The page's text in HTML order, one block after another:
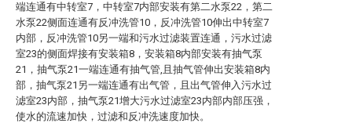
端连通有中转室7，中转室7内部安装有第二水泵22，第二
水泵22侧面连通有反冲洗管10，反冲洗管10伸出中转室7
内部，反冲洗管10另一端和污水过滤装置连通，污水过滤
室23的侧面焊接有安装箱8，安装箱8内部安装有抽气泵
21，抽气泵21一端连通有抽气管,且抽气管伸出安装箱8内
部，抽气泵21另一端连通有出气管，且出气管伸入污水过
滤室23内部，抽气泵21增大污水过滤室23内部内部压强，
使水的流速加快，过滤和反冲洗速度加快。